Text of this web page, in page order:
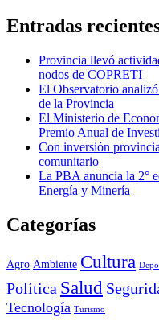
Entradas
Provincia llevó
nodos de COPRETI
El Observatorio
de la Provincia
El Ministerio de
Premio Anual de
Con inversión
comunitario
La PBA anuncia la 2°
Energía y Minería
Categorías
Agro Ambiente Cultura
Política Salud
Tecnología Turismo